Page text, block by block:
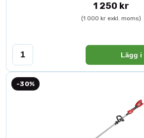
1 250 kr
(1 000 kr exkl. moms)
Lägg i
-30%